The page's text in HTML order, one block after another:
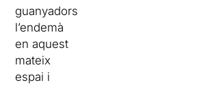
guanyadors
l’endemà
en aquest
mateix
espai i